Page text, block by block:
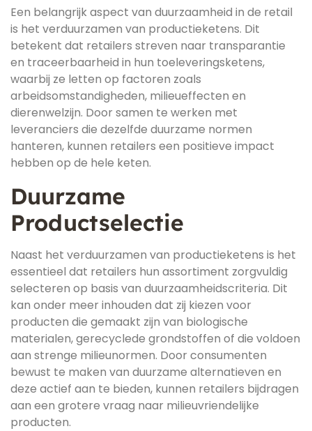
Een belangrijk aspect van duurzaamheid in de retail
is het verduurzamen van productieketens. Dit
betekent dat retailers streven naar transparantie
en traceerbaarheid in hun toeleveringsketens,
waarbij ze letten op factoren zoals
arbeidsomstandigheden, milieueffecten en
dierenwelzijn. Door samen te werken met
leveranciers die dezelfde duurzame normen
hanteren, kunnen retailers een positieve impact
hebben op de hele keten.
Duurzame
Productselectie
Naast het verduurzamen van productieketens is het
essentieel dat retailers hun assortiment zorgvuldig
selecteren op basis van duurzaamheidscriteria. Dit
kan onder meer inhouden dat zij kiezen voor
producten die gemaakt zijn van biologische
materialen, gerecyclede grondstoffen of die voldoen
aan strenge milieunormen. Door consumenten
bewust te maken van duurzame alternatieven en
deze actief aan te bieden, kunnen retailers bijdragen
aan een grotere vraag naar milieuvriendelijke
producten.